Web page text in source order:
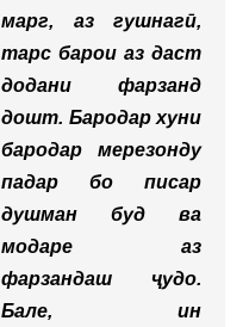
марг, аз гушнагӣ,
тарс барои аз даст
додани фарзанд
дошт. Бародар хуни
бародар мерезонду
падар бо писар
душман буд ва
модаре аз
фарзандаш ҷудо.
Бале, ин